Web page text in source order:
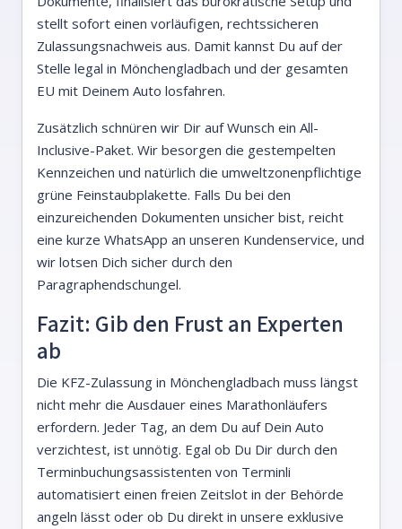
stellt sofort einen vorläufigen, rechtssicheren
Zulassungsnachweis aus. Damit kannst Du auf der
Stelle legal in Mönchengladbach und der gesamten
EU mit Deinem Auto losfahren.
Zusätzlich schnüren wir Dir auf Wunsch ein All-
Inclusive-Paket. Wir besorgen die gestempelten
Kennzeichen und natürlich die umweltzonenpflichtige
grüne Feinstaubplakette. Falls Du bei den
einzureichenden Dokumenten unsicher bist, reicht
eine kurze WhatsApp an unseren Kundenservice, und
wir lotsen Dich sicher durch den
Paragraphendschungel.
Fazit: Gib den Frust an Experten
ab
Die KFZ-Zulassung in Mönchengladbach muss längst
nicht mehr die Ausdauer eines Marathonläufers
erfordern. Jeder Tag, an dem Du auf Dein Auto
verzichtest, ist unnötig. Egal ob Du Dir durch den
Terminbuchungsassistenten von Terminli
automatisiert einen freien Zeitslot in der Behörde
angeln lässt oder ob Du direkt in unsere exklusive